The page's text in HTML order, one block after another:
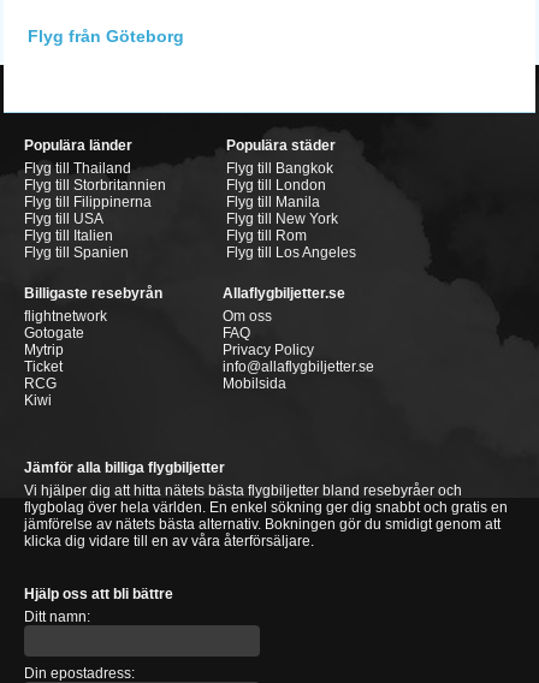
Flyg från Göteborg
Populära länder
Flyg till Thailand
Flyg till Storbritannien
Flyg till Filippinerna
Flyg till USA
Flyg till Italien
Flyg till Spanien
Populära städer
Flyg till Bangkok
Flyg till London
Flyg till Manila
Flyg till New York
Flyg till Rom
Flyg till Los Angeles
Billigaste resebyrån
flightnetwork
Gotogate
Mytrip
Ticket
RCG
Kiwi
Allaflygbiljetter.se
Om oss
FAQ
Privacy Policy
info@allaflygbiljetter.se
Mobilsida
Jämför alla billiga flygbiljetter
Vi hjälper dig att hitta nätets bästa flygbiljetter bland resebyråer och
flygbolag över hela världen. En enkel sökning ger dig snabbt och gratis en
jämförelse av nätets bästa alternativ. Bokningen gör du smidigt genom att
klicka dig vidare till en av våra återförsäljare.
Hjälp oss att bli bättre
Ditt namn:
Din epostadress: